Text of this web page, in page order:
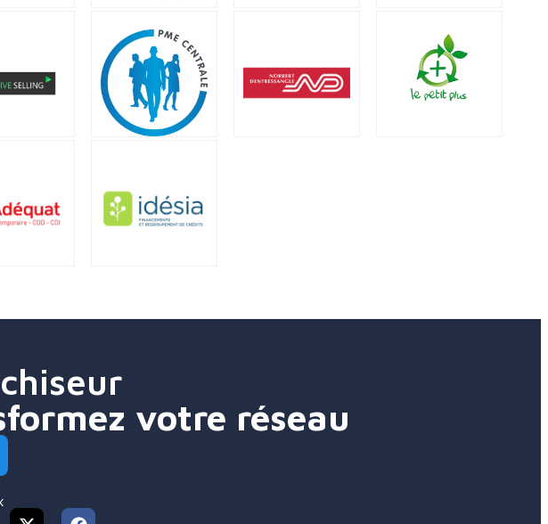
votre réseau